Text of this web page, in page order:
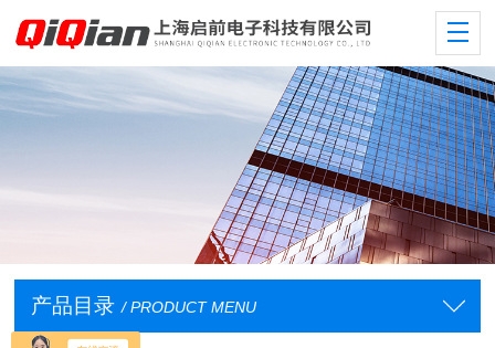
产品目录 / PRODUCT MENU